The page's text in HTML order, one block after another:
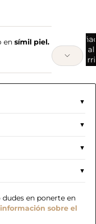
en símil piel.
al
en ponerte en
sobre el